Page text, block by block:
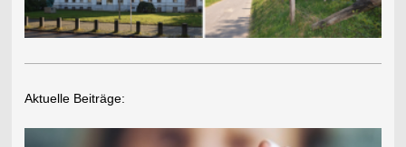
Aktuelle Beiträge: